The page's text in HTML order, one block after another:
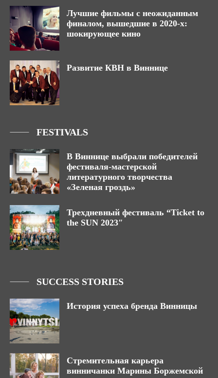
Лучшие фильмы с неожиданным
финалом, вышедшие в 2020-х:
шокирующее кино
Развитие КВН в Виннице
FESTIVALS
В Виннице выбрали победителей
фестиваля-мастерской
литературного творчества
«Зеленая гроздь»
Трехдневный фестиваль “Ticket to
the SUN 2023″
SUCCESS STORIES
История успеха бренда Винницы
Стремительная карьера
винничанки Марины Боржемской